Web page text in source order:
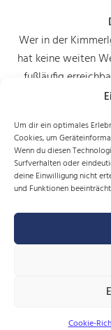
Um dir ein optimales
Cookies, um
Wenn du diesen
Surfverhalten oder
deine Einwilligung nicht
und Funktionen
Cookie-
Wer in der
hat keine weiten
fußläufig
Postämter und
>> Muster-
>> Muster-
>> Muster-
>> Muster-
>> Muster-